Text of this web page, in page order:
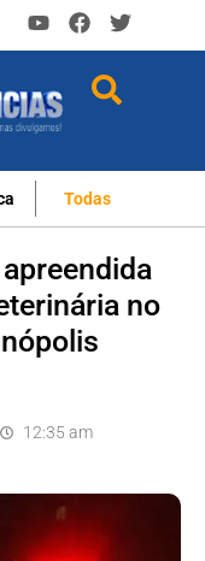
Todas
no
12:35 am